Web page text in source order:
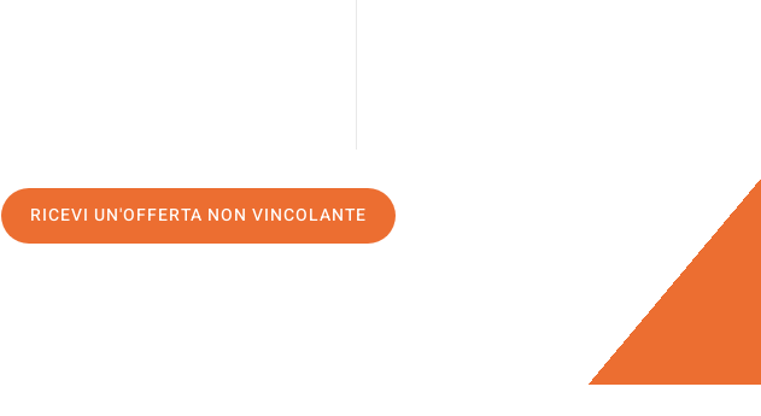
RICEVI UN'OFFERTA NON VINCOLANTE